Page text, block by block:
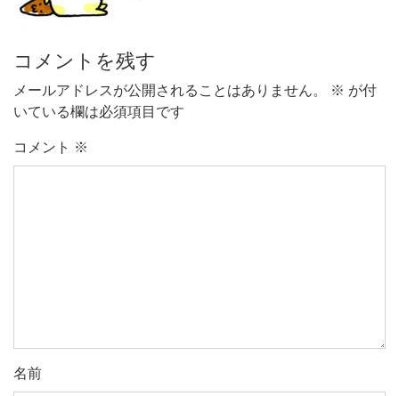
コメントを残す
メールアドレスが公開されることはありません。 ※ が付
いている欄は必須項目です
コメント ※
名前